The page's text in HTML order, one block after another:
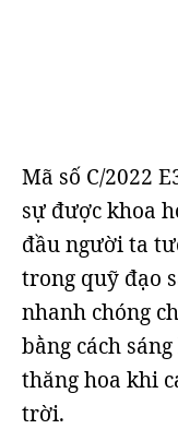
Mã số C/2022
sự được khoa
đầu người ta
trong quỹ đạo
nhanh chóng
bằng cách
thăng hoa khi
trời.